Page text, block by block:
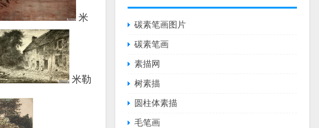
米
米勒
碳素笔画图片
碳素笔画
素描网
树素描
圆柱体素描
毛笔画